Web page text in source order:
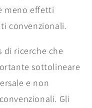
meno effetti
convenzionali.
di ricerche che
sottolineare
e non
Gli